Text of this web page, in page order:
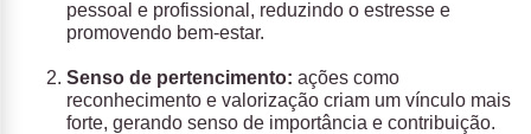
pessoal e profissional, reduzindo o estresse e
promovendo bem-estar.
Senso de pertencimento: ações como
reconhecimento e valorização criam um vínculo mais
forte, gerando senso de importância e contribuição.